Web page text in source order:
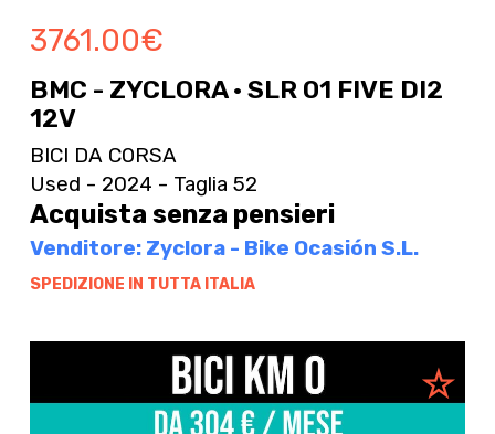
3761.00€
BMC - ZYCLORA · SLR 01 FIVE DI2
12V
BICI DA CORSA
Used - 2024 - Taglia 52
Acquista senza pensieri
Venditore: Zyclora - Bike Ocasión S.L.
SPEDIZIONE IN TUTTA ITALIA